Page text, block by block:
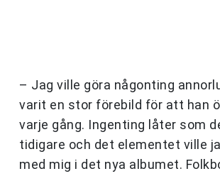
– Jag ville göra någonting
varit en stor förebild för att han
varje gång. Ingenting låter som
tidigare och det elementet ville
med mig i det nya albumet.